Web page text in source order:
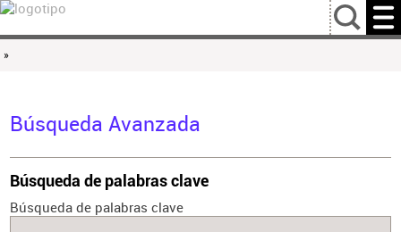
…
»
Búsqueda Avanzada
Búsqueda de palabras clave
Búsqueda de palabras clave